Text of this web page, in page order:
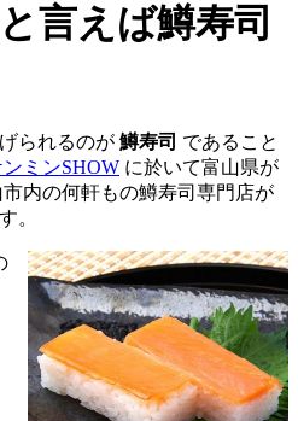
言えば鱒寿司
られるのが 鱒寿司 であること
ミンSHOW に於いて富山県が
内の何軒もの鱒寿司専門店が
。